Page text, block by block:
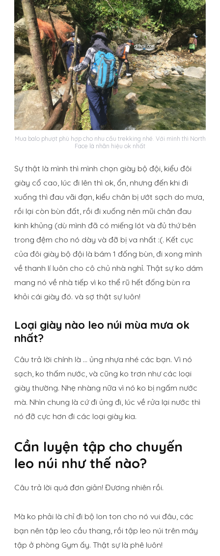
Mua balo phượt phù hợp cho nhu cầu trekking nhé. Với mình thì North
Face là nhãn hiệu ok nhất
Sự thật là mình thì mình chọn giày bộ đội, kiểu đôi
giày cổ cao, lúc đi lên thì ok, ổn, nhưng đến khi đi
xuống thì đau vãi đạn, kiểu chân bị ướt sạch do mưa,
rồi lại còn bùn đất, rồi đi xuống nên mũi chân đau
kinh khủng (dù mình đã có miếng lót và đủ thứ bên
trong đệm cho nó dày và đỡ bị va nhất :(. Kết cục
của đôi giày bộ đội là bám 1 đống bùn, đi xong mình
về thanh lí luôn cho cô chủ nhà nghỉ. Thật sự ko dám
mang nó về nhà tiếp vì ko thể rũ hết đống bùn ra
khỏi cái giày đó. và sợ thật sự luôn!
Loại giày nào leo núi mùa mưa ok
nhất?
Câu trả lời chính là … ủng nhựa nhé các bạn. Vì nó
sạch, ko thấm nước, và cũng ko trơn như các loại
giày thường. Nhẹ nhàng nữa vì nó ko bị ngấm nước
mà. Nhìn chung là cứ đi ủng đi, lúc về rửa lại nước thì
nó đỡ cực hơn đi các loại giày kia.
Cần luyện tập cho chuyến
leo núi như thế nào?
Câu trả lời quá đơn giản! Đương nhiên rồi.
Mà ko phải là chỉ đi bộ lon ton cho nó vui đâu, các
bạn nên tập leo cầu thang, rồi tập leo núi trên máy
tập ở phòng Gym ấy. Thật sự là phê luôn!